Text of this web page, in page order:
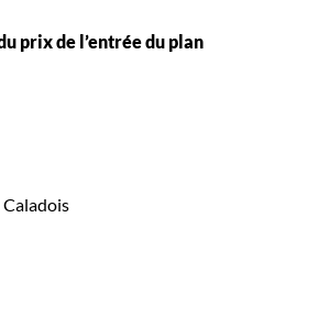
prix de l’entrée du plan
Caladois